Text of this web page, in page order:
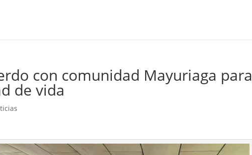
con comunidad Mayuriaga para
de vida